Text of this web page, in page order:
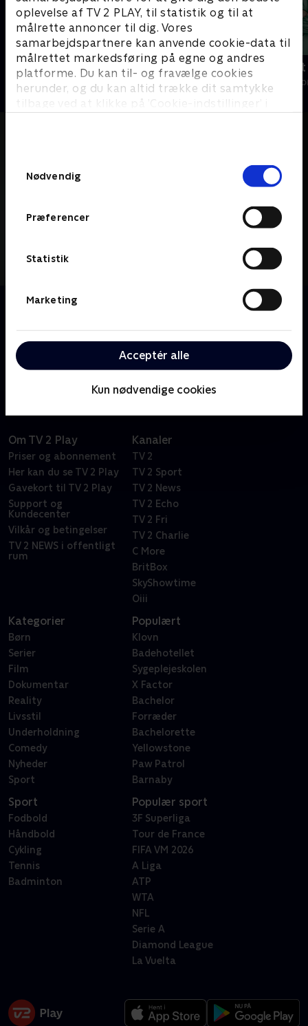
oplevelse af TV 2 PLAY, til statistik og til at
målrette annoncer til dig. Vores
samarbejdspartnere kan anvende cookie-data til
målrettet markedsføring på egne og andres
platforme. Du kan til- og fravælge cookies
herunder, og du kan altid trække dit samtykke
tilbage ved at klikke på ’Cookie-indstillinger’ i
Nødvendig
Præferencer
Statistik
Marketing
Acceptér alle
Kun nødvendige cookies
Happy fucking Pride
Drama • 1 sæsoner
Fake Patient
Drama • 1
Om House
ukonventionel tænkning giver ham stor respekt på
trods af hans brutale ærlighed og asociale tendenser.
Om TV 2 Play
Priser og abonnement
Her kan du se TV 2 Play
Gavekort til TV 2 Play
Support og
Kundecenter
Vilkår og betingelser
TV 2 NEWS i offentligt
rum
Kanaler
TV 2
TV 2 Sport
TV 2 News
TV 2 Echo
TV 2 Fri
TV 2 Charlie
C More
BritBox
SkyShowtime
Oiii
Kategorier
Børn
Serier
Film
Dokumentar
Reality
Livsstil
Underholdning
Comedy
Nyheder
Sport
Populært
Klovn
Badehotellet
Sygeplejeskolen
X Factor
Bachelor
Forræder
Bachelorette
Yellowstone
Paw Patrol
Barnaby
Sport
Fodbold
Håndbold
Cykling
Tennis
Badminton
Populær sport
3F Superliga
Tour de France
FIFA VM 2026
A Liga
ATP
WTA
NFL
Serie A
Diamond League
La Vuelta